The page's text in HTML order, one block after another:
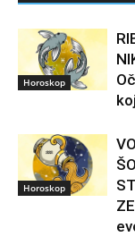
Horoskop
Horoskop